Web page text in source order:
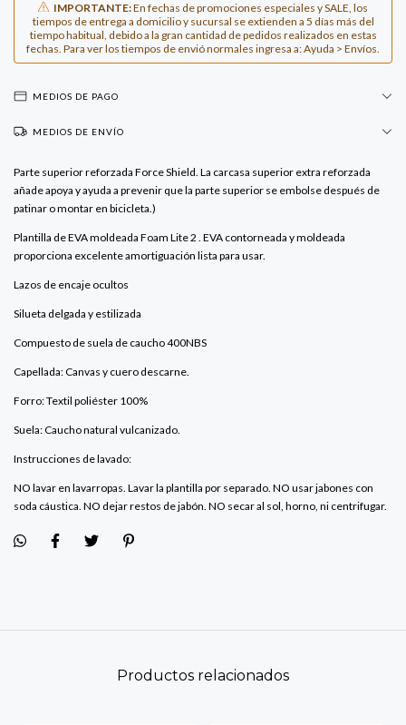
IMPORTANTE:En fechas de promociones especiales y SALE, los
tiempos de entrega a domicilio y sucursal se extienden a 5 días más del
tiempo habitual, debido a la gran cantidad de pedidos realizados en estas
fechas. Para ver los tiempos de envió normales ingresa a: Ayuda > Envíos.
MEDIOS DE PAGO
MEDIOS DE ENVÍO
Parte superior reforzada Force Shield. La carcasa superior extra reforzada
añade apoya y ayuda a prevenir que la parte superior se embolse después de
patinar o montar en bicicleta.)
Plantilla de EVA moldeada Foam Lite 2 . EVA contorneada y moldeada
proporciona excelente amortiguación lista para usar.
Lazos de encaje ocultos
Silueta delgada y estilizada
Compuesto de suela de caucho 400NBS
Capellada: Canvas y cuero descarne.
Forro: Textil poliéster 100%
Suela: Caucho natural vulcanizado.
Instrucciones de lavado:
NO lavar en lavarropas. Lavar la plantilla por separado. NO usar jabones con
soda cáustica. NO dejar restos de jabón. NO secar al sol, horno, ni centrifugar.
Productos relacionados